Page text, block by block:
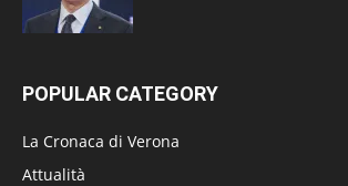
POPULAR CATEGORY
La Cronaca di Verona
Attualità